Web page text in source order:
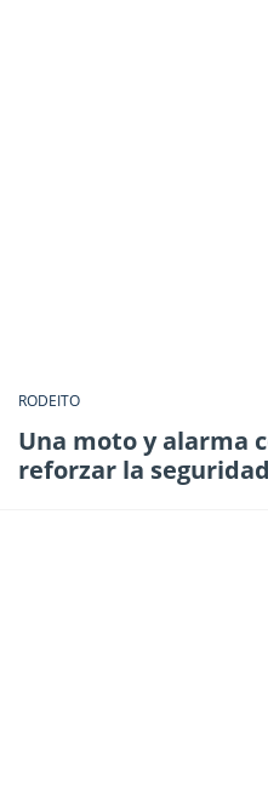
RODEITO
Una moto y alarma
reforzar la